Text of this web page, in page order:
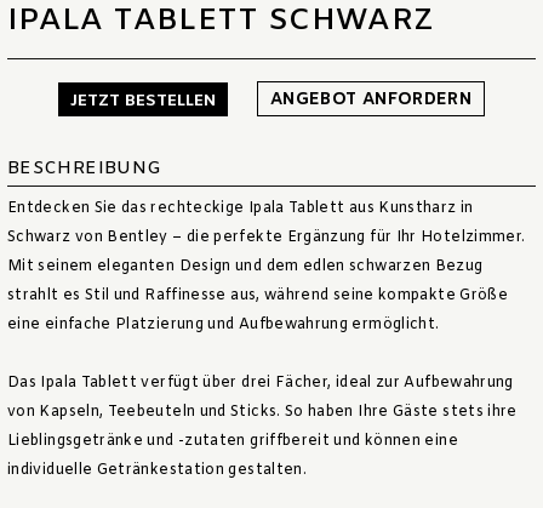
IPALA TABLETT SCHWARZ
JETZT BESTELLEN ANGEBOT ANFORDERN
BESCHREIBUNG
Entdecken Sie das rechteckige Ipala Tablett aus Kunstharz in
Schwarz von Bentley – die perfekte Ergänzung für Ihr Hotelzimmer.
Mit seinem eleganten Design und dem edlen schwarzen Bezug
strahlt es Stil und Raffinesse aus, während seine kompakte Größe
eine einfache Platzierung und Aufbewahrung ermöglicht.
Das Ipala Tablett verfügt über drei Fächer, ideal zur Aufbewahrung
von Kapseln, Teebeuteln und Sticks. So haben Ihre Gäste stets ihre
Lieblingsgetränke und -zutaten griffbereit und können eine
individuelle Getränkestation gestalten.